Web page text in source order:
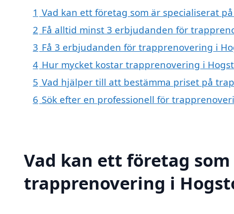
1 Vad kan ett företag som är specialiserat
2 Få alltid minst 3 erbjudanden för
3 Få 3 erbjudanden för trapprenovering i
4 Hur mycket kostar trapprenovering i
5 Vad hjälper till att bestämma priset på
6 Sök efter en professionell för
Vad kan ett företag
trapprenovering i